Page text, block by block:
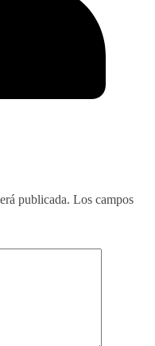
publicada. Los campos